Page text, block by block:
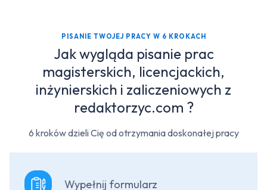
PISANIE TWOJEJ PRACY W 6 KROKACH
Jak wygląda pisanie prac
magisterskich, licencjackich,
inżynierskich i zaliczeniowych z
redaktorzyc.com ?
6 kroków dzieli Cię od otrzymania doskonałej pracy
Wypełnij formularz